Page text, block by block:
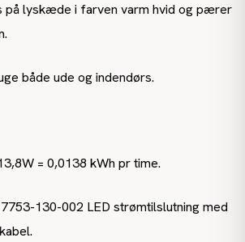
på lyskæde i farven varm hvid og pærer
både ude og indendørs.
= 0,0138 kWh pr time.
130-002 LED strømtilslutning med